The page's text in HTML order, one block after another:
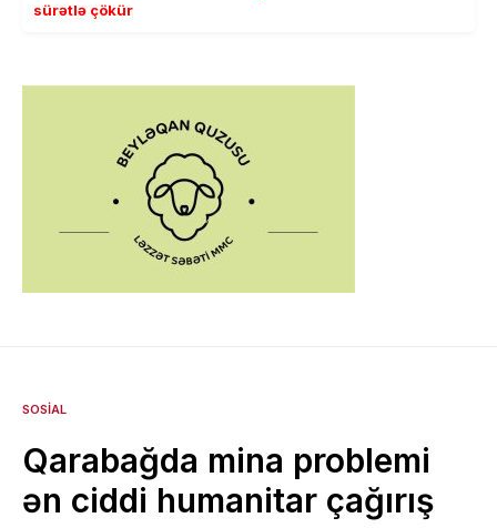
sürətlə çökür
SOSIAL
Qarabağda mina problemi
ən ciddi humanitar çağırış